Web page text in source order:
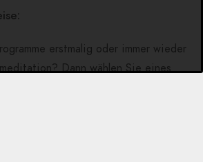
erstmalig oder immer wieder
Dann wählen Sie eines